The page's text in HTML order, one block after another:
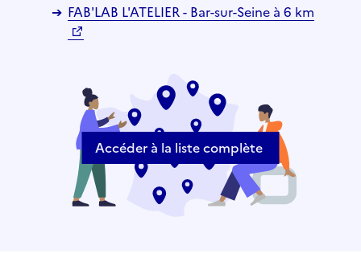
FAB'LAB L'ATELIER - Bar-sur-Seine à 6 km
Accéder à la liste complète